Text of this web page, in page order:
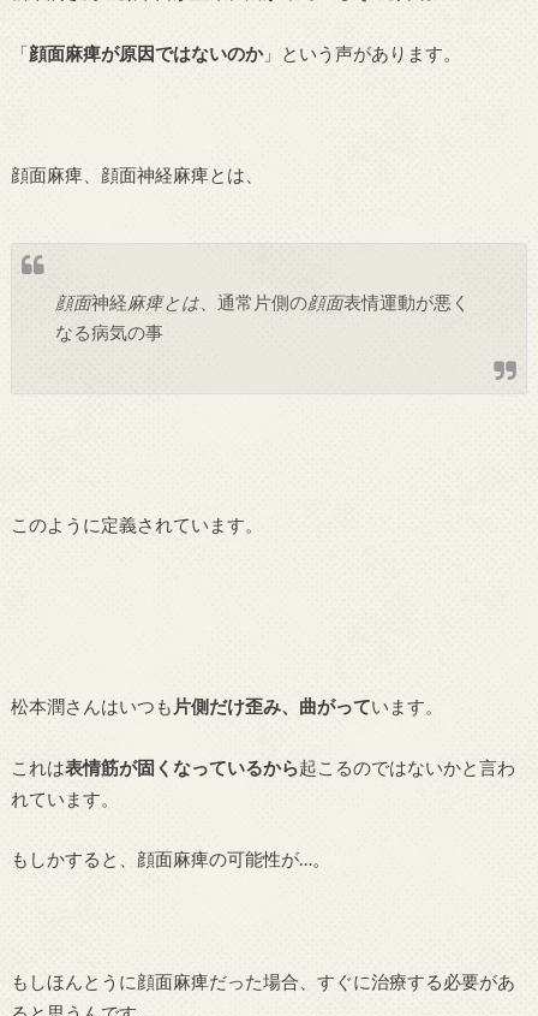
「顔面麻痺が原因ではないのか」という声があります。
顔面麻痺、顔面神経麻痺とは、
顔面神経麻痺とは 、通常片側の顔面表情運動が悪く
なる病気の事
このように定義されています。
松本潤さんはいつも 片側だけ歪み、曲がっています。
これは表情筋が固くなっているから起こるのではないかと言わ
れています。
もしかすると、顔面麻痺の可能性が…。
もしほんとうに顔面麻痺だった場合、すぐに治療する必要があ